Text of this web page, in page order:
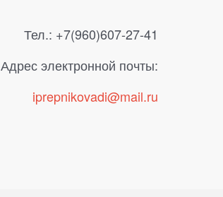
Тел.: +7(960)607-27-41
Адрес электронной почты:
iprepnikovadi@mail.ru